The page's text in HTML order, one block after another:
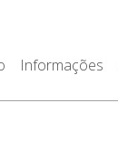
Informações